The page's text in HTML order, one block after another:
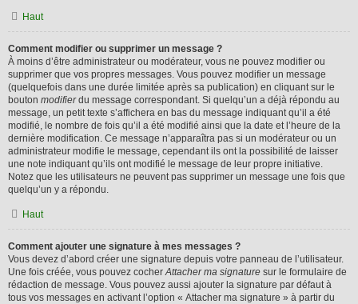
Haut
Comment modifier ou supprimer un message ?
À moins d’être administrateur ou modérateur, vous ne pouvez modifier ou
supprimer que vos propres messages. Vous pouvez modifier un message
(quelquefois dans une durée limitée après sa publication) en cliquant sur le
bouton modifierdu message correspondant. Si quelqu’un a déjà répondu au
message, un petit texte s’affichera en bas du message indiquant qu’il a été
modifié, le nombre de fois qu’il a été modifié ainsi que la date et l’heure de la
dernière modification. Ce message n’apparaîtra pas si un modérateur ou un
administrateur modifie le message, cependant ils ont la possibilité de laisser
une note indiquant qu’ils ont modifié le message de leur propre initiative.
Notez que les utilisateurs ne peuvent pas supprimer un message une fois que
quelqu’un y a répondu.
Haut
Comment ajouter une signature à mes messages ?
Vous devez d’abord créer une signature depuis votre panneau de l’utilisateur.
Une fois créée, vous pouvez cocherAttacher ma signature sur le formulaire de
rédaction de message. Vous pouvez aussi ajouter la signature par défaut à
tous vos messages en activant l’option « Attacher ma signature » à partir du